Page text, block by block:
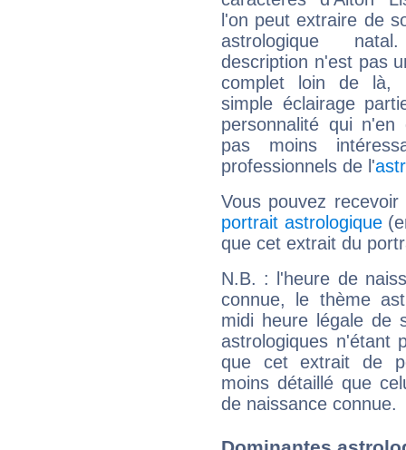
l'on peut extraire de
astrologique
description n'est pas
complet loin de là,
simple éclairage
personnalité qui n'en
pas moins
professionnels de l'
Vous pouvez
portrait astrologique
que cet extrait du
N.B. : l'heure de
connue, le thème
midi heure légale de
astrologiques n'étant
que cet extrait de
moins détaillé que
de naissance connue.